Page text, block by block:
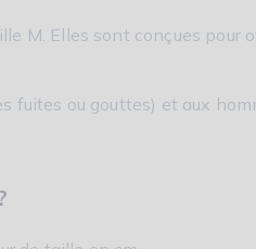
M. Elles sont conçues
fuites ou gouttes) et aux